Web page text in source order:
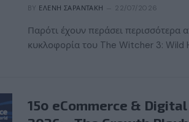
BY ΕΛΈΝΗ ΣΑΡΑΝΤΆΚΗ 22/07/2026
Παρότι έχουν περάσει περισσότερα
κυκλοφορία του The Witcher 3: Wild
15ο eCommerce &